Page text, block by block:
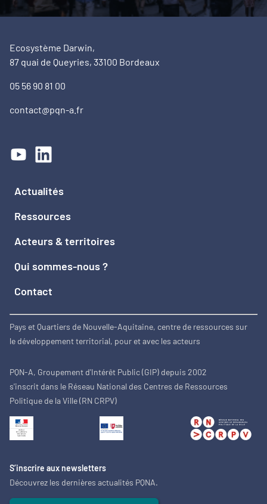
Ecosystème Darwin,
87 quai de Queyries, 33100 Bordeaux
05 56 90 81 00
contact@pqn-a.fr
Actualités
Ressources
Acteurs & territoires
Qui sommes-nous ?
Contact
Pays et Quartiers de Nouvelle-Aquitaine, centre de ressources sur
le développement territorial, pour et avec les acteurs
PQN-A, Groupement d'Intérêt Public (GIP) depuis 2002
s'inscrit dans le Réseau National des Centres de Ressources
Politique de la Ville (RN CRPV)
S’inscrire aux newsletters
Découvrez les dernières actualités PQNA.